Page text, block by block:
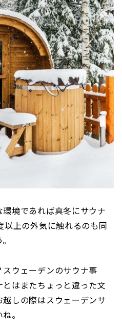
境であれば真冬にサウナ
上の外気に触れるのも同
ウェーデンのサウナ事
はまたちょっと違った文
しの際はスウェーデンサ
。